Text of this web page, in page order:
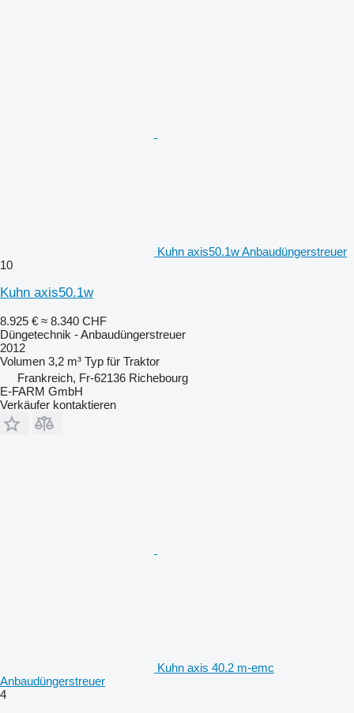
Kuhn axis50.1w Anbaudüngerstreuer
10
Kuhn axis50.1w
8.925 € ≈ 8.340 CHF
Düngetechnik - Anbaudüngerstreuer
2012
Volumen 3,2 m³ Typ für Traktor
Frankreich, Fr-62136 Richebourg
E-FARM GmbH
Verkäufer kontaktieren
Kuhn axis 40.2 m-emc
Anbaudüngerstreuer
4